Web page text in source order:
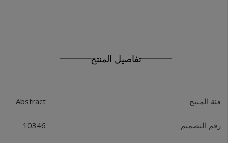
تفاصيل المنتج
فئة المنتج Abstract
رقم التصميم 10346